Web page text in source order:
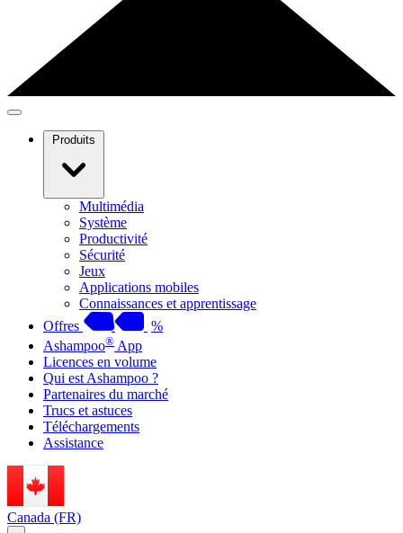
Produits
Multimédia
Système
Productivité
Sécurité
Jeux
Applications mobiles
Connaissances et apprentissage
Offres
%
Ashampoo® App
Licences en volume
Qui est Ashampoo ?
Partenaires du marché
Trucs et astuces
Téléchargements
Assistance
Canada (FR)